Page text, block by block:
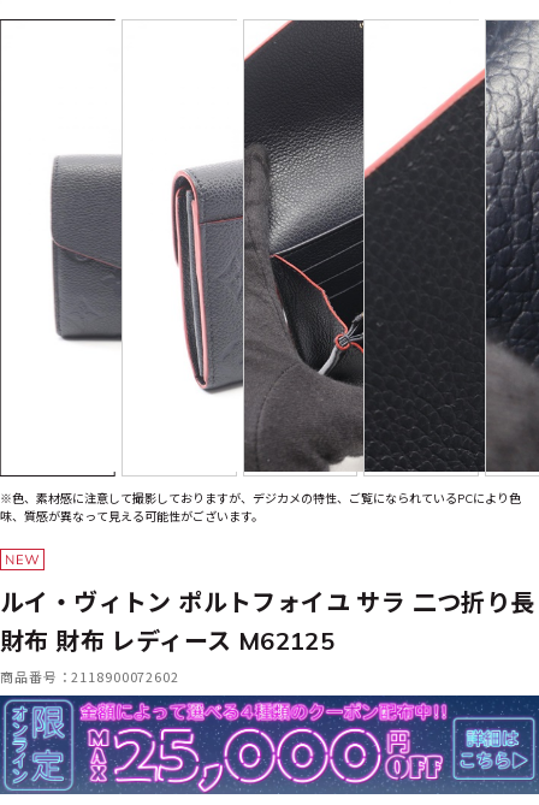
※色、素材感に注意して撮影しておりますが、デジカメの特性、ご覧になられているPCにより色
味、質感が異なって見える可能性がございます。
ルイ・ヴィトン ポルトフォイユ サラ 二つ折り長
財布 財布 レディース M62125
商品番号：2118900072602